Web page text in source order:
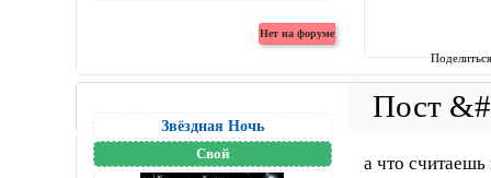
Звёздная Ночь
Свой а что